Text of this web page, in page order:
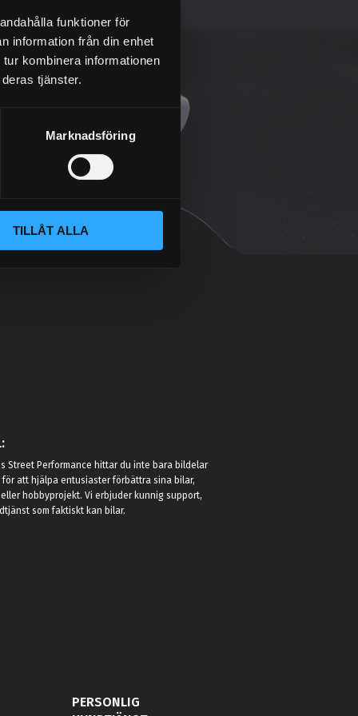
funktioner för
information från din enhet
kombinera informationen
tjänster.
Marknadsföring
TILLÅT ALLA
Street Performance hittar du inte bara bildelar
att hjälpa entusiaster förbättra sina bilar,
hobbyprojekt. Vi erbjuder kunnig support,
som faktiskt kan bilar.
PERSONLIG